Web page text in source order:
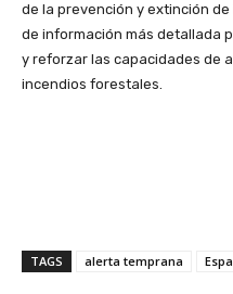
de la prevención y extinción
de información más detallada
y reforzar las capacidades de
incendios forestales.
TAGS alerta temprana